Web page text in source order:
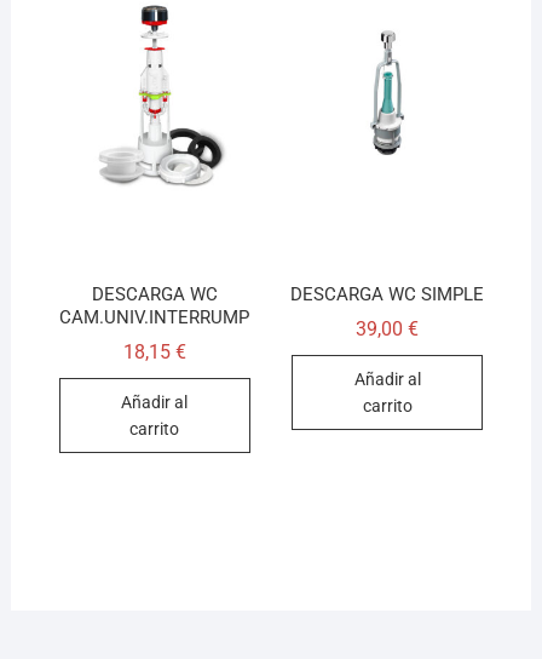
DESCARGA WC
CAM.UNIV.INTERRUMP
18,15 €
Añadir al
carrito
DESCARGA WC SIMPLE
39,00€
Añadir al
carrito